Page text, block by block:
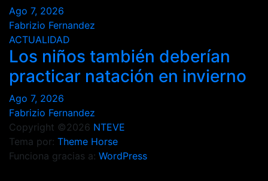
Ago 7, 2026
Fabrizio Fernandez
ACTUALIDAD
Los niños también deberían
practicar natación en invierno
Ago 7, 2026
Fabrizio Fernandez
Copyright ©2026 NTEVE
Tema por: Theme Horse
Funciona gracias a: WordPress